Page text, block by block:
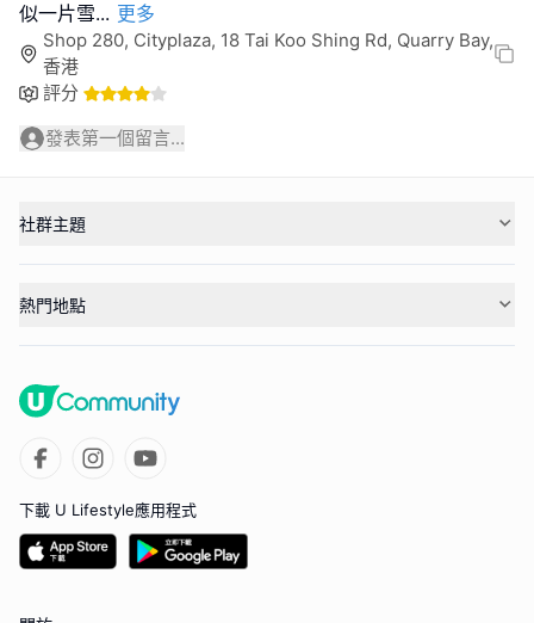
似一片雪... 更多
Shop 280, Cityplaza, 18 Tai Koo Shing Rd, Quarry Bay,
香港
評分
發表第一個留言...
社群主題
熱門地點
下載 U Lifestyle應用程式